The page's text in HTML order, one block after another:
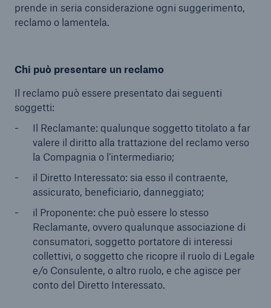
prende in seria considerazione ogni suggerimento,
reclamo o lamentela.
Chi può presentare un reclamo
Il reclamo può essere presentato dai seguenti
soggetti:
Il Reclamante: qualunque soggetto titolato a far
valere il diritto alla trattazione del reclamo verso
la Compagnia o l’intermediario;
il Diretto Interessato: sia esso il contraente,
assicurato, beneficiario, danneggiato;
il Proponente: che può essere lo stesso
Reclamante, ovvero qualunque associazione di
consumatori, soggetto portatore di interessi
collettivi, o soggetto che ricopre il ruolo di Legale
e/o Consulente, o altro ruolo, e che agisce per
conto del Diretto Interessato.
Reclami